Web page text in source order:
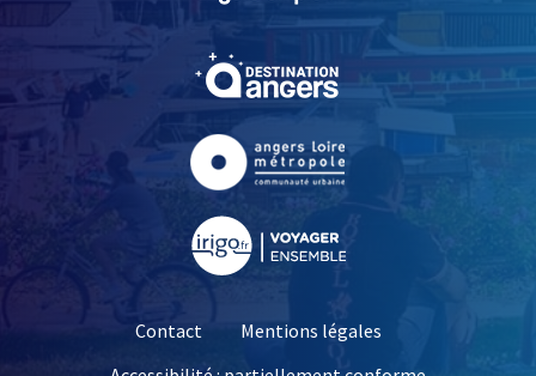
, Ouvre une nouvelle
, Ouvre une nouvelle
Contact
Mentions légales